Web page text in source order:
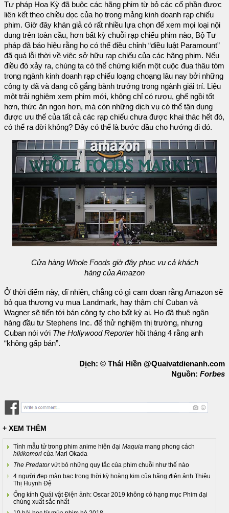
Tư pháp Hoa Kỳ đã buộc các hãng phim từ bỏ các cổ phần được
liên kết theo chiều dọc của họ trong mảng kinh doanh rạp chiếu
phim. Giờ đây khán giả có rất nhiều lựa chọn để xem mọi loại nội
dung trên toàn cầu, hơn bất kỳ chuỗi rạp chiếu phim nào, Bộ Tư
pháp đã báo hiệu rằng họ có thể điều chỉnh “điều luật Paramount”
đã quá lỗi thời về việc sở hữu rạp chiếu của các hãng phim. Nếu
điều đó xảy ra, chúng ta có thể chứng kiến một cuộc đua thâu tóm
trong ngành kinh doanh rạp chiếu loạng choạng lâu nay bởi những
công ty đã và đang cố gắng bành trướng trong ngành giải trí. Liệu
một trải nghiệm xem phim mới, không chỉ có rượu, ghế ngồi tốt
hơn, thức ăn ngon hơn, mà còn những dịch vụ có thể tận dụng
được ưu thế của tất cả các rạp chiếu chưa được khai thác hết đó,
có thể ra đời không? Đây có thể là bước đầu cho hướng đi đó.
Cửa hàng Whole Foods giờ đây phục vụ cả khách
hàng của Amazon
Ở thời điểm này, dĩ nhiên, chẳng có gì cam đoan rằng Amazon sẽ
bỏ qua thương vụ mua Landmark, hay thậm chí Cuban và
Wagner sẽ tiến tới bán công ty cho bất kỳ ai. Họ đã thuê ngân
hàng đầu tư Stephens Inc. để thử nghiệm thị trường, nhưng
Cuban nói với The Hollywood Reporterhồi tháng 4 rằng anh
“không gấp bán”.
Dịch: © Thái Hiền @Quaivatdienanh.com
Nguồn: Forbes
+ XEM THÊM
Tình mẫu tử trong phim anime hiện đại Maquia mang phong cách
hikikomori của Mari Okada
The Predatorvứt bỏ những quy tắc của phim chuỗi như thế nào
4 người đẹp màn bạc trong thời kỳ hoàng kim của hãng điện ảnh Thiệu
Thị Huynh Đệ
Ống kính Quái vật Điện ảnh: Oscar 2019 không có hạng mục Phim đại
chúng xuất sắc nhất